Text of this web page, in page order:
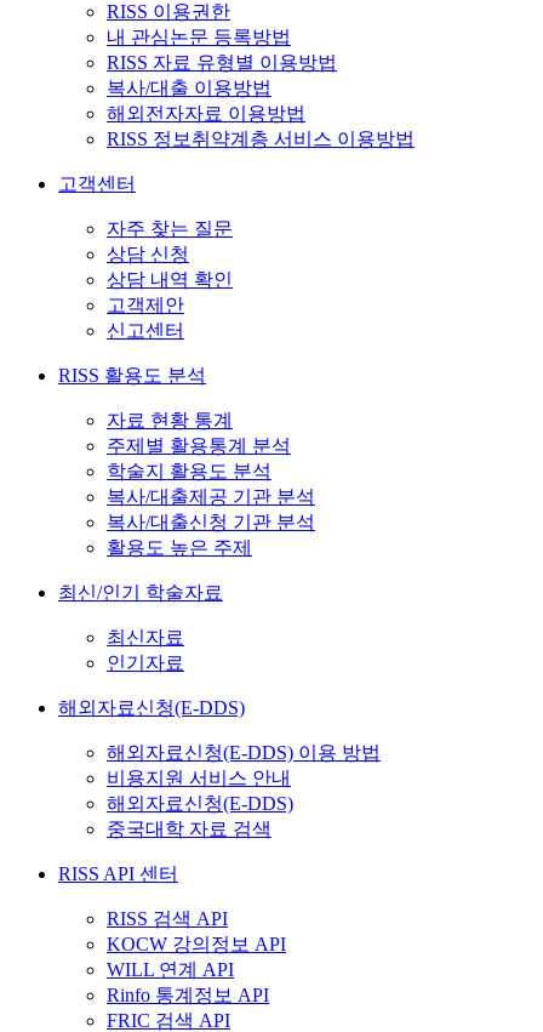
RISS 이용권한
내 관심논문 등록방법
RISS 자료 유형별 이용방법
복사/대출 이용방법
해외전자자료 이용방법
RISS 정보취약계층 서비스 이용방법
고객센터
자주 찾는 질문
상담 신청
상담 내역 확인
고객제안
신고센터
RISS 활용도 분석
자료 현황 통계
주제별 활용통계 분석
학술지 활용도 분석
복사/대출제공 기관 분석
복사/대출신청 기관 분석
활용도 높은 주제
최신/인기 학술자료
최신자료
인기자료
해외자료신청(E-DDS)
해외자료신청(E-DDS) 이용 방법
비용지원 서비스 안내
해외자료신청(E-DDS)
중국대학 자료 검색
RISS API 센터
RISS 검색 API
KOCW 강의정보 API
WILL 연계 API
Rinfo 통계정보 API
FRIC 검색 API